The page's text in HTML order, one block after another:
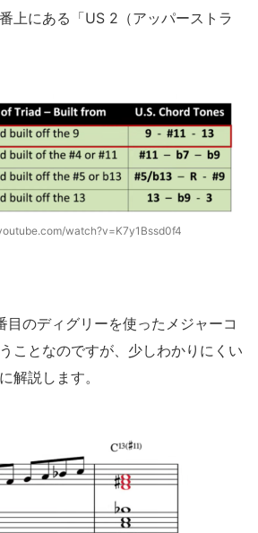
上にある「US 2（アッパーストラ
watch?v=K7y1Bssd0f4
目のディグリーを使ったメジャーコ
ことなのですが、少しわかりにくい
解説します。